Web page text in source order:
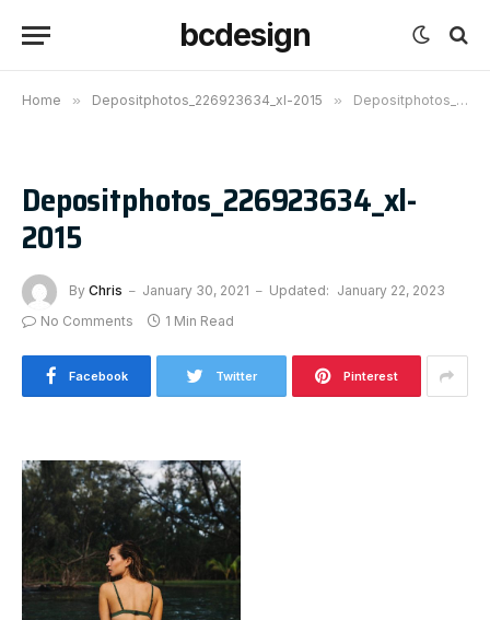
bcdesign
Home » Depositphotos_226923634_xl-2015 » Depositphotos_226923634_xl-2015
Depositphotos_226923634_xl-
2015
By Chris January 30, 2021 Updated: January 22, 2023
No Comments
1 Min Read
Facebook Twitter Pinterest